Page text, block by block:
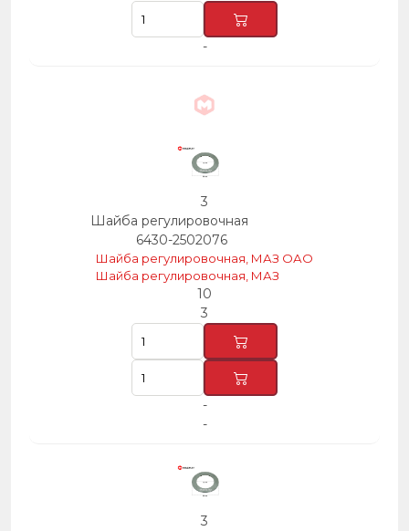
-
3
Шайба регулировочная
6430-2502076
Шайба регулировочная, МАЗ ОАО
Шайба регулировочная, МАЗ
10
3
-
-
3